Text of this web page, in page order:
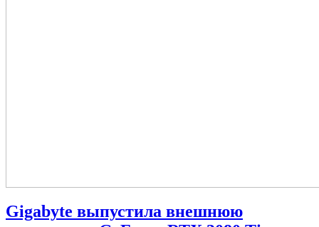
Gigabyte выпустила внешнюю